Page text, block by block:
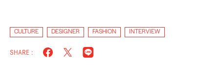
CULTURE DESIGNER FASHION INTERVIEW
SHARE :